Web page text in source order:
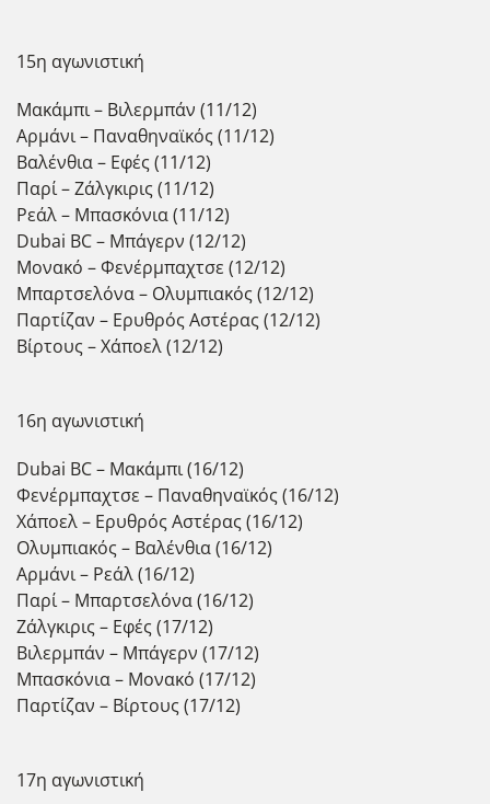
15η αγωνιστική
Μακάμπι – Βιλερμπάν (11/12)
Αρμάνι – Παναθηναϊκός (11/12)
Βαλένθια – Εφές (11/12)
Παρί – Ζάλγκιρις (11/12)
Ρεάλ – Μπασκόνια (11/12)
Dubai BC – Μπάγερν (12/12)
Μονακό – Φενέρμπαχτσε (12/12)
Μπαρτσελόνα – Ολυμπιακός (12/12)
Παρτίζαν – Ερυθρός Αστέρας (12/12)
Βίρτους – Χάποελ (12/12)
16η αγωνιστική
Dubai BC – Μακάμπι (16/12)
Φενέρμπαχτσε – Παναθηναϊκός (16/12)
Χάποελ – Ερυθρός Αστέρας (16/12)
Ολυμπιακός – Βαλένθια (16/12)
Αρμάνι – Ρεάλ (16/12)
Παρί – Μπαρτσελόνα (16/12)
Ζάλγκιρις – Εφές (17/12)
Βιλερμπάν – Μπάγερν (17/12)
Μπασκόνια – Μονακό (17/12)
Παρτίζαν – Βίρτους (17/12)
17η αγωνιστική